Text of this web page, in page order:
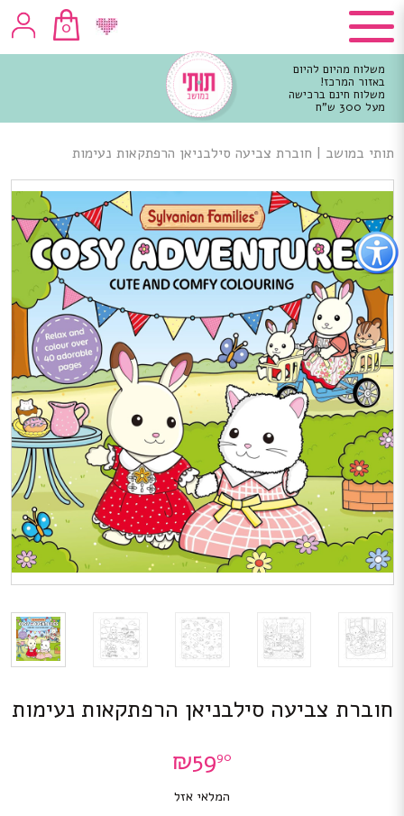
כפתור
לפתיחת
תפריט
נגישות
0
משלוח מהיום להיום
באזור המרכז!
משלוח חינם ברכישה
מעל 300 ש"ח
מרכזי
תותי במושב | חוברת צביעה סילבניאן הרפתקאות נעימות
חוברת צביעה סילבניאן הרפתקאות נעימות
₪5990
המלאי אזל